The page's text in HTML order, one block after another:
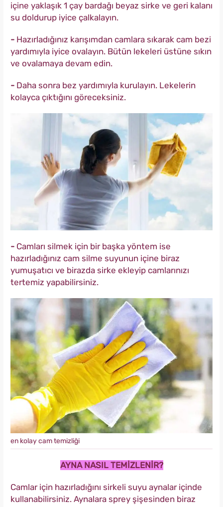
içine yaklaşık 1 çay bardağı beyaz sirke ve geri kalanı
su doldurup iyice çalkalayın.
- Hazırladığınız karışımdan camlara sıkarak cam bezi
yardımıyla iyice ovalayın. Bütün lekeleri üstüne sıkın
ve ovalamaya devam edin.
- Daha sonra bez yardımıyla kurulayın. Lekelerin
kolayca çıktığını göreceksiniz.
- Camları silmek için bir başka yöntem ise
hazırladığınız cam silme suyunun içine biraz
yumuşatıcı ve birazda sirke ekleyip camlarınızı
tertemiz yapabilirsiniz.
en kolay cam temizliği
AYNA NASIL TEMİZLENİR?
Camlar için hazırladığını sirkeli suyu aynalar içinde
kullanabilirsiniz. Aynalara sprey şişesinden biraz